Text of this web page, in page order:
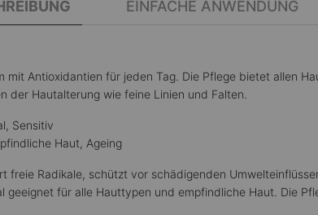
EINFACHE ANWENDUNG
mit Antioxidantien für jeden Tag. Die Pflege bietet allen
der Hautalterung wie feine Linien und Falten.
Sensitiv
Haut, Ageing
freie Radikale, schützt vor schädigenden
geeignet für alle Hauttypen und empfindliche Haut. Die